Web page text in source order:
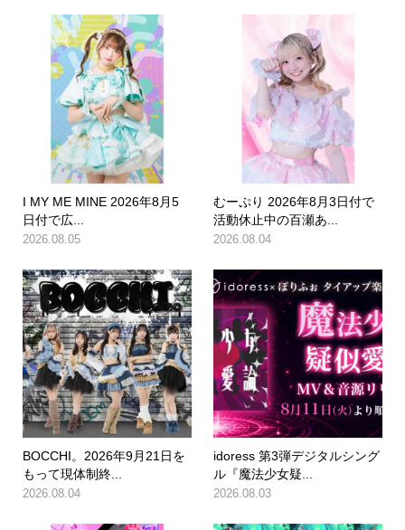
I MY ME MINE 2026年8月5
日付で広...
2026.08.05
むーぷり 2026年8月3日付で
活動休止中の百瀬あ...
2026.08.04
BOCCHI。2026年9月21日を
もって現体制終...
2026.08.04
idoress 第3弾デジタルシング
ル『魔法少女疑...
2026.08.03